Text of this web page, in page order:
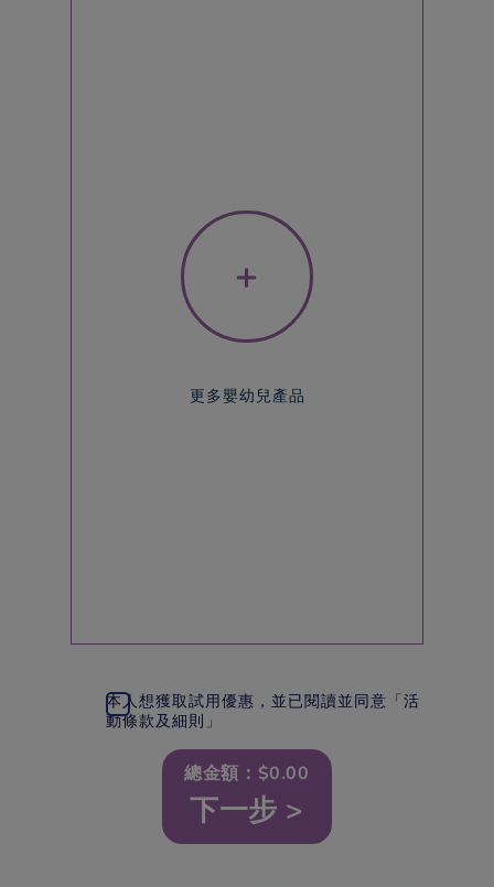
+
更多嬰幼兒產品
本人想獲取試用優惠，並已閱讀並同意「活
動條款及細則」
總金額：$0.00
下一步 >